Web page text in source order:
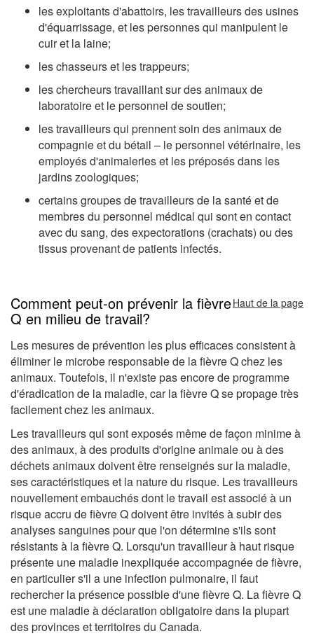
les exploitants d'abattoirs, les travailleurs des usines
d'équarrissage, et les personnes qui manipulent le
cuir et la laine;
les chasseurs et les trappeurs;
les chercheurs travaillant sur des animaux de
laboratoire et le personnel de soutien;
les travailleurs qui prennent soin des animaux de
compagnie et du bétail – le personnel vétérinaire, les
employés d'animaleries et les préposés dans les
jardins zoologiques;
certains groupes de travailleurs de la santé et de
membres du personnel médical qui sont en contact
avec du sang, des expectorations (crachats) ou des
tissus provenant de patients infectés.
Comment peut-on prévenir la fièvre
Q en milieu de travail?
Haut de la page
Les mesures de prévention les plus efficaces consistent à
éliminer le microbe responsable de la fièvre Q chez les
animaux. Toutefois, il n'existe pas encore de programme
d'éradication de la maladie, car la fièvre Q se propage très
facilement chez les animaux.
Les travailleurs qui sont exposés même de façon minime à
des animaux, à des produits d'origine animale ou à des
déchets animaux doivent être renseignés sur la maladie,
ses caractéristiques et la nature du risque. Les travailleurs
nouvellement embauchés dont le travail est associé à un
risque accru de fièvre Q doivent être invités à subir des
analyses sanguines pour que l'on détermine s'ils sont
résistants à la fièvre Q. Lorsqu'un travailleur à haut risque
présente une maladie inexpliquée accompagnée de fièvre,
en particulier s'il a une infection pulmonaire, il faut
rechercher la présence possible d'une fièvre Q. La fièvre Q
est une maladie à déclaration obligatoire dans la plupart
des provinces et territoires du Canada.